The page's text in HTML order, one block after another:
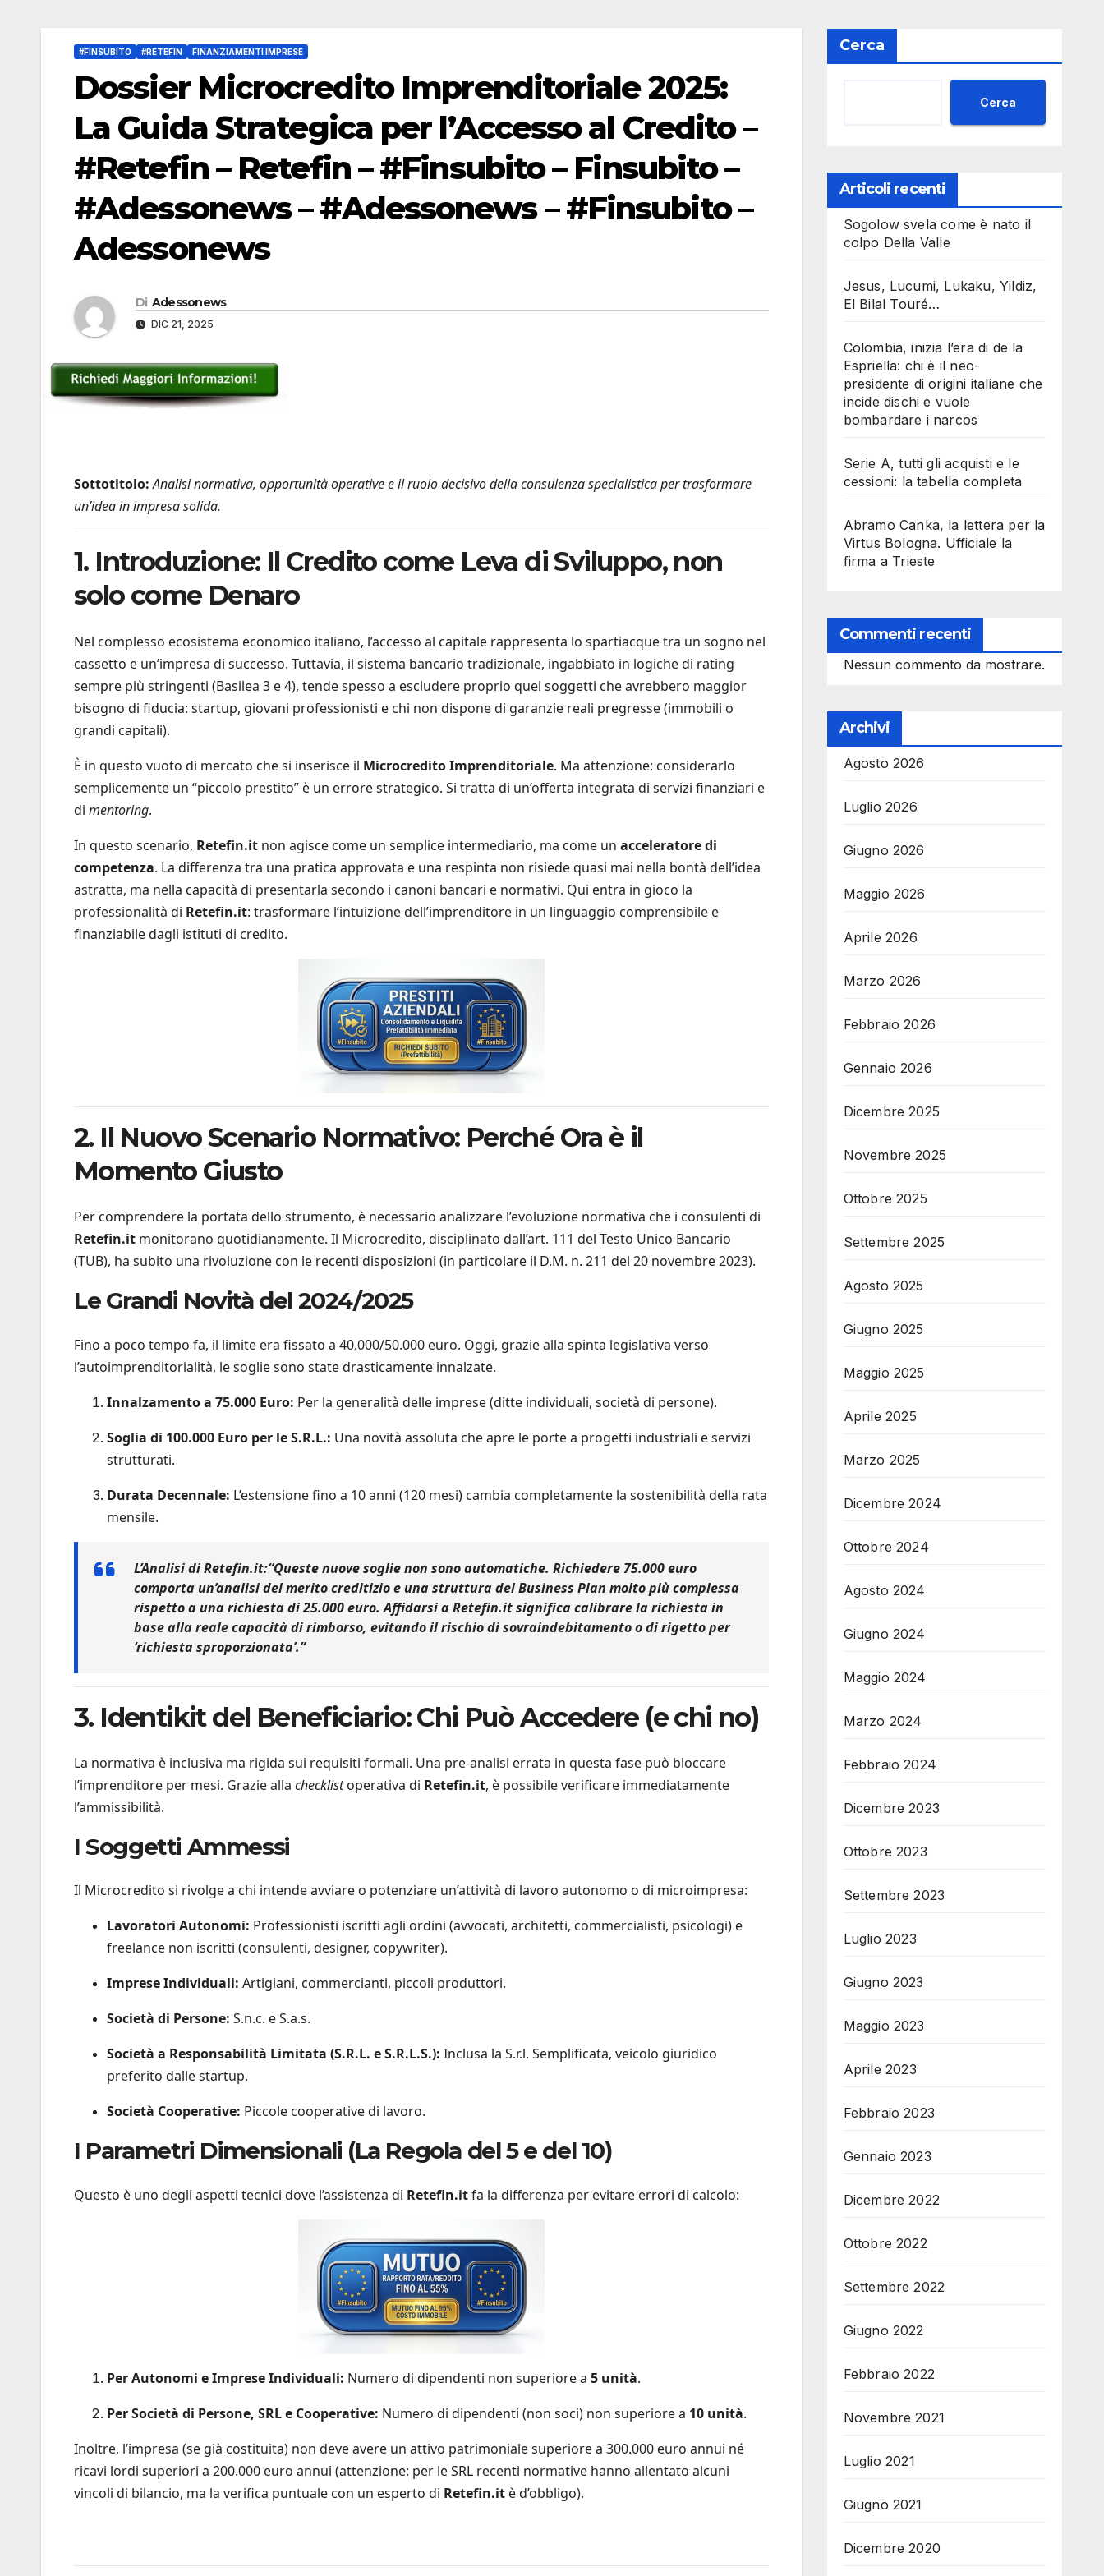
#FINSUBITO #RETEFIN FINANZIAMENTI IMPRESE
Dossier Microcredito Imprenditoriale 2025:
La Guida Strategica per l’Accesso al Credito –
#Retefin – Retefin – #Finsubito – Finsubito –
#Adessonews – #Adessonews – #Finsubito –
Adessonews
Di Adessonews
DIC 21, 2025
Sottotitolo: Analisi normativa, opportunità operative e il ruolo decisivo della consulenza specialistica per trasformare
un’idea in impresa solida.
1. Introduzione: Il Credito come Leva di Sviluppo, non
solo come Denaro
Nel complesso ecosistema economico italiano, l’accesso al capitale rappresenta lo spartiacque tra un sogno nel
cassetto e un’impresa di successo. Tuttavia, il sistema bancario tradizionale, ingabbiato in logiche di rating
sempre più stringenti (Basilea 3 e 4), tende spesso a escludere proprio quei soggetti che avrebbero maggior
bisogno di fiducia: startup, giovani professionisti e chi non dispone di garanzie reali pregresse (immobili o
grandi capitali).
È in questo vuoto di mercato che si inserisce il Microcredito Imprenditoriale. Ma attenzione: considerarlo
semplicemente un “piccolo prestito” è un errore strategico. Si tratta di un’offerta integrata di servizi finanziari e
di mentoring.
In questo scenario, Retefin.it non agisce come un semplice intermediario, ma come un acceleratore di
competenza. La differenza tra una pratica approvata e una respinta non risiede quasi mai nella bontà dell’idea
astratta, ma nella capacità di presentarla secondo i canoni bancari e normativi. Qui entra in gioco la
professionalità di Retefin.it: trasformare l’intuizione dell’imprenditore in un linguaggio comprensibile e
finanziabile dagli istituti di credito.
2. Il Nuovo Scenario Normativo: Perché Ora è il
Momento Giusto
Per comprendere la portata dello strumento, è necessario analizzare l’evoluzione normativa che i consulenti di
Retefin.it monitorano quotidianamente. Il Microcredito, disciplinato dall’art. 111 del Testo Unico Bancario
(TUB), ha subito una rivoluzione con le recenti disposizioni (in particolare il D.M. n. 211 del 20 novembre 2023).
Le Grandi Novità del 2024/2025
Fino a poco tempo fa, il limite era fissato a 40.000/50.000 euro. Oggi, grazie alla spinta legislativa verso
l’autoimprenditorialità, le soglie sono state drasticamente innalzate.
Innalzamento a 75.000 Euro: Per la generalità delle imprese (ditte individuali, società di persone).
Soglia di 100.000 Euro per le S.R.L.: Una novità assoluta che apre le porte a progetti industriali e servizi
strutturati.
Durata Decennale: L’estensione fino a 10 anni (120 mesi) cambia completamente la sostenibilità della rata
mensile.
L’Analisi di Retefin.it:“Queste nuove soglie non sono automatiche. Richiedere 75.000 euro
comporta un’analisi del merito creditizio e una struttura del Business Plan molto più complessa
rispetto a una richiesta di 25.000 euro. Affidarsi aRetefin.itsignifica calibrare la richiesta in
base alla reale capacità di rimborso, evitando il rischio di sovraindebitamento o di rigetto per
‘richiesta sproporzionata’.”
3. Identikit del Beneficiario: Chi Può Accedere (e chi no)
La normativa è inclusiva ma rigida sui requisiti formali. Una pre-analisi errata in questa fase può bloccare
l’imprenditore per mesi. Grazie alla checklistoperativa di Retefin.it, è possibile verificare immediatamente
l’ammissibilità.
I Soggetti Ammessi
Il Microcredito si rivolge a chi intende avviare o potenziare un’attività di lavoro autonomo o di microimpresa:
Lavoratori Autonomi: Professionisti iscritti agli ordini (avvocati, architetti, commercialisti, psicologi) e
freelance non iscritti (consulenti, designer, copywriter).
Imprese Individuali: Artigiani, commercianti, piccoli produttori.
Società di Persone: S.n.c. e S.a.s.
Società a Responsabilità Limitata (S.R.L. e S.R.L.S.): Inclusa la S.r.l. Semplificata, veicolo giuridico
preferito dalle startup.
Società Cooperative: Piccole cooperative di lavoro.
I Parametri Dimensionali (La Regola del 5 e del 10)
Questo è uno degli aspetti tecnici dove l’assistenza di Retefin.itfa la differenza per evitare errori di calcolo:
Per Autonomi e Imprese Individuali: Numero di dipendenti non superiore a 5 unità.
Per Società di Persone, SRL e Cooperative: Numero di dipendenti (non soci) non superiore a 10 unità.
Inoltre, l’impresa (se già costituita) non deve avere un attivo patrimoniale superiore a 300.000 euro annui né
ricavi lordi superiori a 200.000 euro annui (attenzione: per le SRL recenti normative hanno allentato alcuni
vincoli di bilancio, ma la verifica puntuale con un esperto di Retefin.it è d’obbligo).
Cerca
Cerca
Articoli recenti
Sogolow svela come è nato il
colpo Della Valle
Jesus, Lucumi, Lukaku, Yildiz,
El Bilal Touré…
Colombia, inizia l’era di de la
Espriella: chi è il neo-
presidente di origini italiane che
incide dischi e vuole
bombardare i narcos
Serie A, tutti gli acquisti e le
cessioni: la tabella completa
Abramo Canka, la lettera per la
Virtus Bologna. Ufficiale la
firma a Trieste
Commenti recenti
Nessun commento da mostrare.
Archivi
Agosto 2026
Luglio 2026
Giugno 2026
Maggio 2026
Aprile 2026
Marzo 2026
Febbraio 2026
Gennaio 2026
Dicembre 2025
Novembre 2025
Ottobre 2025
Settembre 2025
Agosto 2025
Giugno 2025
Maggio 2025
Aprile 2025
Marzo 2025
Dicembre 2024
Ottobre 2024
Agosto 2024
Giugno 2024
Maggio 2024
Marzo 2024
Febbraio 2024
Dicembre 2023
Ottobre 2023
Settembre 2023
Luglio 2023
Giugno 2023
Maggio 2023
Aprile 2023
Febbraio 2023
Gennaio 2023
Dicembre 2022
Ottobre 2022
Settembre 2022
Giugno 2022
Febbraio 2022
Novembre 2021
Luglio 2021
Giugno 2021
Dicembre 2020